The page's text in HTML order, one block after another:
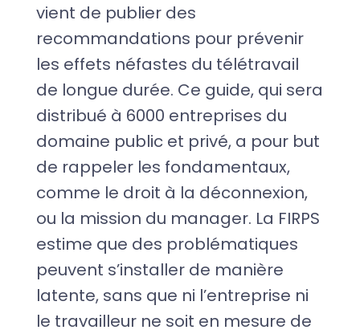
vient de publier des
recommandations pour prévenir
les effets néfastes du télétravail
de longue durée. Ce guide, qui sera
distribué à 6000 entreprises du
domaine public et privé, a pour but
de rappeler les fondamentaux,
comme le droit à la déconnexion,
ou la mission du manager. La FIRPS
estime que des problématiques
peuvent s’installer de manière
latente, sans que ni l’entreprise ni
le travailleur ne soit en mesure de